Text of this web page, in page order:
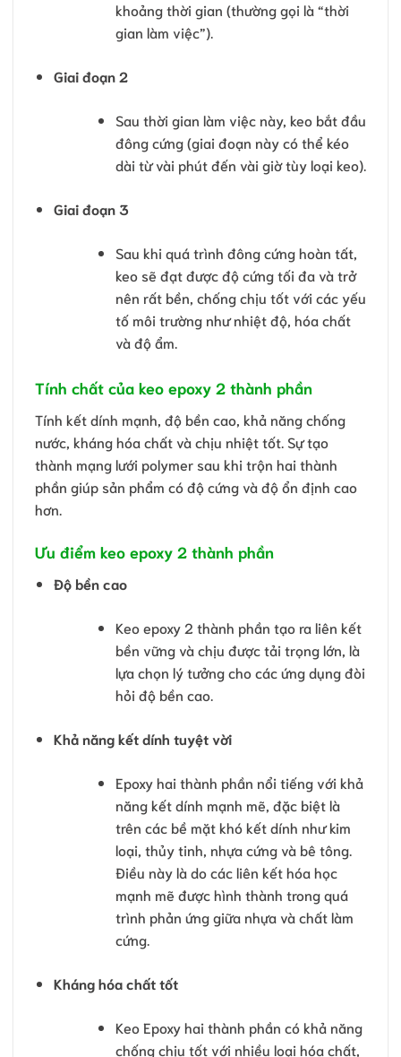
khoảng thời gian (thường gọi là “thời
gian làm việc”).
Giai đoạn 2
Sau thời gian làm việc này, keo bắt đầu
đông cứng (giai đoạn này có thể kéo
dài từ vài phút đến vài giờ tùy loại keo).
Giai đoạn 3
Sau khi quá trình đông cứng hoàn tất,
keo sẽ đạt được độ cứng tối đa và trở
nên rất bền, chống chịu tốt với các yếu
tố môi trường như nhiệt độ, hóa chất
và độ ẩm.
Tính chất của keo epoxy 2 thành phần
Tính kết dính mạnh, độ bền cao, khả năng chống
nước, kháng hóa chất và chịu nhiệt tốt. Sự tạo
thành mạng lưới polymer sau khi trộn hai thành
phần giúp sản phẩm có độ cứng và độ ổn định cao
hơn.
Ưu điểm keo epoxy 2 thành phần
Độ bền cao
Keo epoxy 2 thành phần tạo ra liên kết
bền vững và chịu được tải trọng lớn, là
lựa chọn lý tưởng cho các ứng dụng đòi
hỏi độ bền cao.
Khả năng kết dính tuyệt vời
Epoxy hai thành phần nổi tiếng với khả
năng kết dính mạnh mẽ, đặc biệt là
trên các bề mặt khó kết dính như kim
loại, thủy tinh, nhựa cứng và bê tông.
Điều này là do các liên kết hóa học
mạnh mẽ được hình thành trong quá
trình phản ứng giữa nhựa và chất làm
cứng.
Kháng hóa chất tốt
Keo Epoxy hai thành phần có khả năng
chống chịu tốt với nhiều loại hóa chất,